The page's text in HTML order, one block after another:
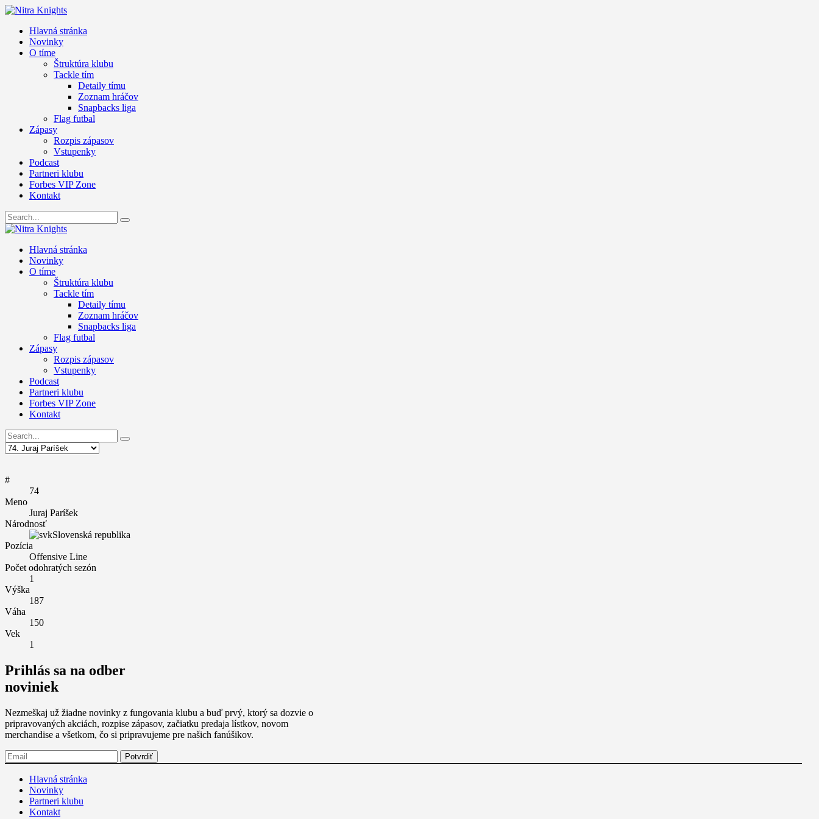
Hlavná stránka
Novinky
O tíme
Štruktúra klubu
Tackle tím
Detaily tímu
Zoznam hráčov
Snapbacks liga
Flag futbal
Zápasy
Rozpis zápasov
Vstupenky
Podcast
Partneri klubu
Forbes VIP Zone
Kontakt
Hlavná stránka
Novinky
O tíme
Štruktúra klubu
Tackle tím
Detaily tímu
Zoznam hráčov
Snapbacks liga
Flag futbal
Zápasy
Rozpis zápasov
Vstupenky
Podcast
Partneri klubu
Forbes VIP Zone
Kontakt
#
74
Meno
Juraj Paríšek
Národnosť
Slovenská republika
Pozícia
Offensive Line
Počet odohratých sezón
1
Výška
187
Váha
150
Vek
1
Prihlás sa na odber
noviniek
Nezmeškaj už žiadne novinky z fungovania klubu a buď prvý, ktorý sa dozvie o
pripravovaných akciách, rozpise zápasov, začiatku predaja lístkov, novom
merchandise a všetkom, čo si pripravujeme pre našich fanúšikov.
Hlavná stránka
Novinky
Partneri klubu
Kontakt